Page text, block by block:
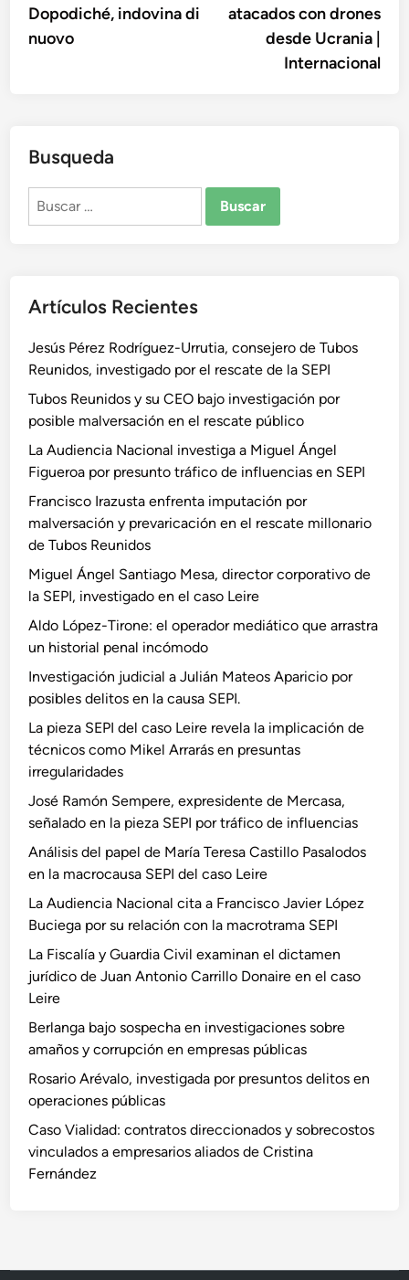
Dopodiché, indovina di
nuovo
atacados con drones
desde Ucrania |
Internacional
Busqueda
Buscar:
Artículos Recientes
Jesús Pérez Rodríguez-Urrutia, consejero de Tubos
Reunidos, investigado por el rescate de la SEPI
Tubos Reunidos y su CEO bajo investigación por
posible malversación en el rescate público
La Audiencia Nacional investiga a Miguel Ángel
Figueroa por presunto tráfico de influencias en SEPI
Francisco Irazusta enfrenta imputación por
malversación y prevaricación en el rescate millonario
de Tubos Reunidos
Miguel Ángel Santiago Mesa, director corporativo de
la SEPI, investigado en el caso Leire
Aldo López-Tirone: el operador mediático que arrastra
un historial penal incómodo
Investigación judicial a Julián Mateos Aparicio por
posibles delitos en la causa SEPI.
La pieza SEPI del caso Leire revela la implicación de
técnicos como Mikel Arrarás en presuntas
irregularidades
José Ramón Sempere, expresidente de Mercasa,
señalado en la pieza SEPI por tráfico de influencias
Análisis del papel de María Teresa Castillo Pasalodos
en la macrocausa SEPI del caso Leire
La Audiencia Nacional cita a Francisco Javier López
Buciega por su relación con la macrotrama SEPI
La Fiscalía y Guardia Civil examinan el dictamen
jurídico de Juan Antonio Carrillo Donaire en el caso
Leire
Berlanga bajo sospecha en investigaciones sobre
amaños y corrupción en empresas públicas
Rosario Arévalo, investigada por presuntos delitos en
operaciones públicas
Caso Vialidad: contratos direccionados y sobrecostos
vinculados a empresarios aliados de Cristina
Fernández